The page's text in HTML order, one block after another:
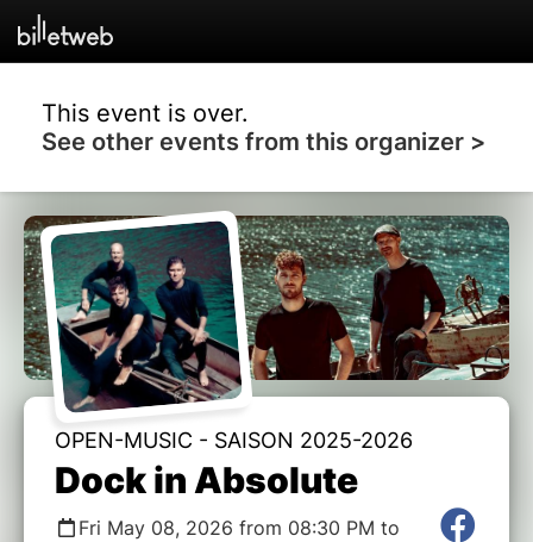
This event is over.
See other events from this organizer >
OPEN-MUSIC - SAISON 2025-2026
Dock in Absolute
Fri May 08, 2026 from 08:30 PM to